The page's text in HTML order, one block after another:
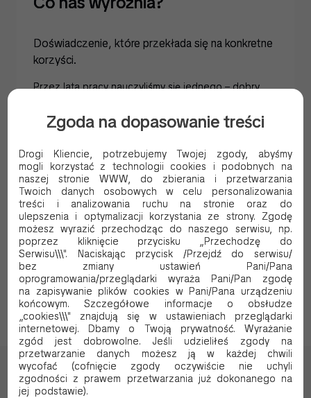
Doświadczenie, które przekłada się na konkretne
korzyści.
Przez lata pracy nauczyliśmy się jednego – dobry
Doradztwo dopasowane do branży i skali
Stabilność współpracy i przewidywalność
dostaw
Możliwość negocjacji i dopasowania oferty
Znajomość realiów rynku gastronomicznego i
handlowego
Dzięki temu nasi klienci mogą działać sprawniej,
optymalizować koszty i rozwijać swój biznes bez
zbędnych przestojów.
Dla kogo pracujemy?
Zgoda na dopasowanie treści
Drogi Kliencie, potrzebujemy Twojej zgody, abyśmy
mogli korzystać z technologii cookies i podobnych na
naszej stronie WWW, do zbierania i przetwarzania
Twoich danych osobowych w celu personalizowania
treści i analizowania ruchu na stronie oraz do
ulepszenia i optymalizacji korzystania ze strony. Zgodę
możesz wyrazić przechodząc do naszego serwisu, np.
poprzez kliknięcie przycisku „Przechodzę do
Serwisu\\\". Naciskając przycisk /Przejdź do serwisu/
bez zmiany ustawień Pani/Pana
oprogramowania/przeglądarki wyraża Pani/Pan zgodę
na zapisywanie plików cookies w Pani/Pana urządzeniu
końcowym. Szczegółowe informacje o obsłudze
„cookies\\\" znajdują się w ustawieniach przeglądarki
internetowej. Dbamy o Twoją prywatność. Wyrażanie
zgód jest dobrowolne. Jeśli udzieliłeś zgody na
przetwarzanie danych możesz ją w każdej chwili
wycofać (cofnięcie zgody oczywiście nie uchyli
zgodności z prawem przetwarzania już dokonanego na
jej podstawie).